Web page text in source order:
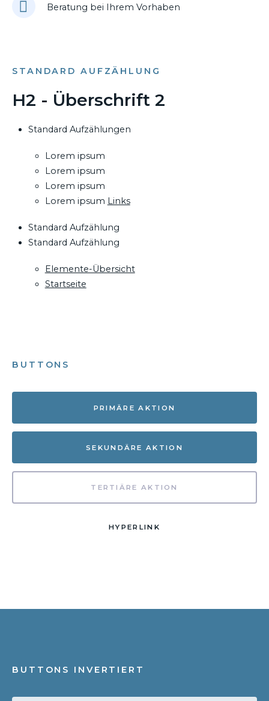
Beratung bei Ihrem Vorhaben
STANDARD AUFZÄHLUNG
H2 - Überschrift 2
Standard Aufzählungen
Lorem ipsum
Lorem ipsum
Lorem ipsum
Lorem ipsum Links
Standard Aufzählung
Standard Aufzählung
Elemente-Übersicht
Startseite
BUTTONS
PRIMÄRE AKTION
SEKUNDÄRE AKTION
TERTIÄRE AKTION
HYPERLINK
BUTTONS INVERTIERT